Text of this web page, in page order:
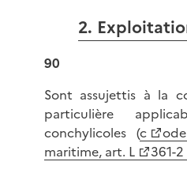
2.
90
Sont assujettis à la
particulière
conchylicoles (c
maritime, art. L
361-2